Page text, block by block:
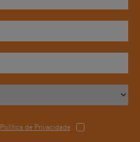
Política de Privacidade